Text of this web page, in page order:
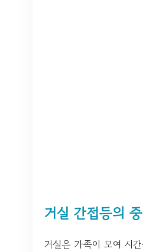
거실 간접등의
거실은 가족이 모여 시